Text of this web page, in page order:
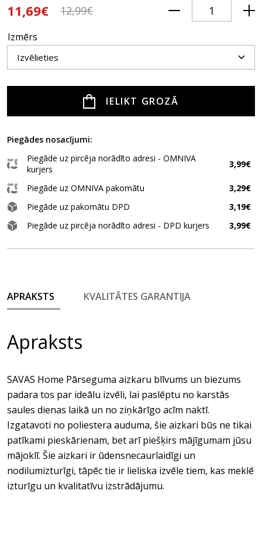
11,69€ 12,99€
Izmērs
IELIKT GROZĀ
Piegādes nosacījumi:
Piegāde uz pircēja norādīto adresi - OMNIVA
kurjers
3,99€
Piegāde uz OMNIVA pakomātu
3,29€
Piegāde uz pakomātu DPD
3,19€
Piegāde uz pircēja norādīto adresi - DPD kurjers
3,99€
APRAKSTS KVALITĀTES GARANTIJA
Apraksts
SAVAS Home Pārseguma aizkaru blīvums un biezums
padara tos par ideālu izvēli, lai paslēptu no karstās
saules dienas laikā un no ziņkārīgo acīm naktī.
Izgatavoti no poliestera auduma, šie aizkari būs ne tikai
patīkami pieskārienam, bet arī piešķirs mājīgumam jūsu
mājoklī. Šie aizkari ir ūdensnecaurlaidīgi un
nodilumizturīgi, tāpēc tie ir lieliska izvēle tiem, kas meklē
izturīgu un kvalitatīvu izstrādājumu.